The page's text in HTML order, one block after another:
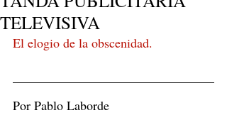
TELEVISIVA
El elogio de la obscenidad.
Por Pablo Laborde